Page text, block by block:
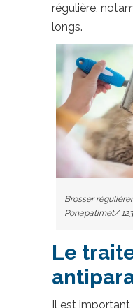
régulière,
longs.
Brosser
Ponapatimet/
Le
Il est